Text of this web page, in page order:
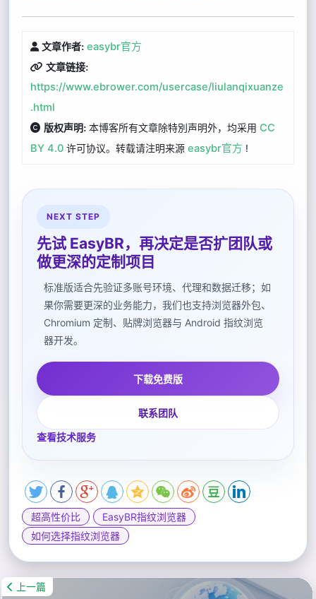
文章作者: easybr官方
文章链接:
https://www.ebrower.com/usercase/liulanqixuanze
.html
版权声明: 本博客所有文章除特別声明外，均采用CC
BY 4.0 许可协议。转载请注明来源easybr官方 !
NEXT STEP
先试 EasyBR，再决定是否扩团队或
做更深的定制项目
标准版适合先验证多账号环境、代理和数据迁移；如
果你需要更深的业务能力，我们也支持浏览器外包、
Chromium 定制、贴牌浏览器与 Android 指纹浏览
器开发。
下载免费版
联系团队
查看技术服务
超高性价比
EasyBR指纹浏览器
如何选择指纹浏览器
上一篇